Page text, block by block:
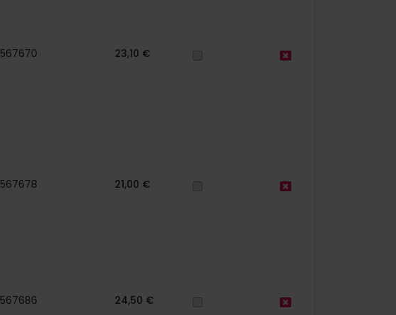
567670 23,10 €
567678 21,00 €
567686 24,50 €